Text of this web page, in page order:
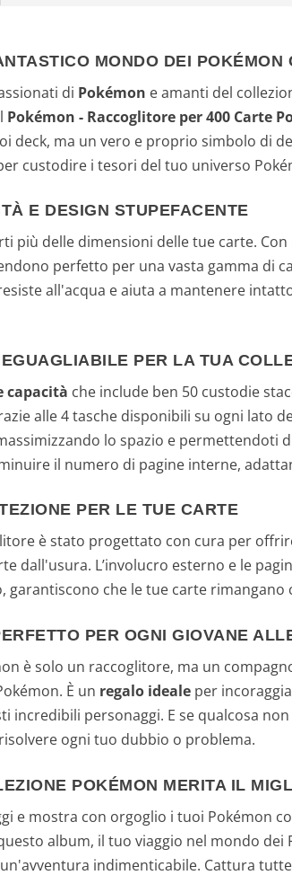
MONDO DEI
di Pokémon e amanti del
Pokémon - Raccoglitore per 400 Carte
deck, ma un vero e proprio simbolo di
custodire i tesori del tuo universo
E DESIGN STUPEFACENTE
più delle dimensioni delle tue carte.
perfetto per una vasta gamma di
all'acqua e aiuta a mantenere
PER LA TUA
capacità che include ben 50 custodie
alle 4 tasche disponibili su ogni lato
lo spazio e permettendoti
il numero di pagine interne,
PER LE TUE CARTE
è stato progettato con cura per
dall'usura. L’involucro esterno e le
garantiscono che le tue carte
PER OGNI GIOVANE
è solo un raccoglitore, ma un
È un regalo ideale per
incredibili personaggi. E se qualcosa
ogni tuo dubbio o problema.
POKÉMON MERITA IL
e mostra con orgoglio i tuoi Pokémon
album, il tuo viaggio nel mondo
indimenticabile. Cattura